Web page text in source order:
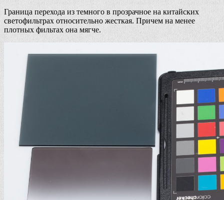
Граница перехода из темного в прозрачное на китайских
светофильтрах относительно жесткая. Причем на менее
плотных фильтах она мягче.